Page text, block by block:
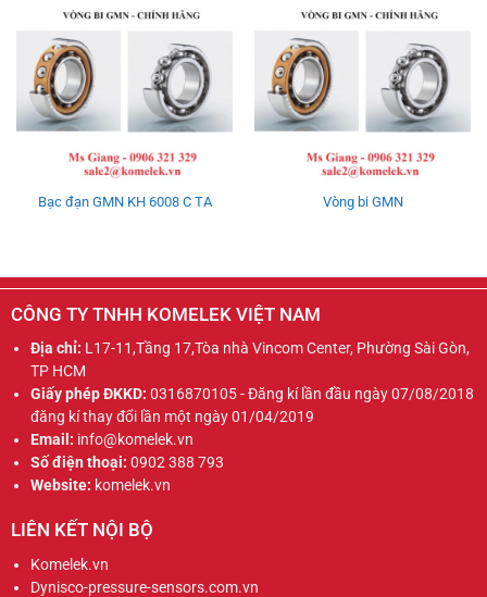
Bạc đạn GMN KH 6008 C TA Vòng bi GMN
CÔNG TY TNHH KOMELEK VIỆT NAM
Địa chỉ: L17-11,Tầng 17,Tòa nhà Vincom Center, Phường Sài Gòn,
TP HCM
Giấy phép ĐKKD: 0316870105 - Đăng kí lần đầu ngày 07/08/2018
đăng kí thay đổi lần một ngày 01/04/2019
Email: info@komelek.vn
Số điện thoại: 0902 388 793
Website: komelek.vn
LIÊN KẾT NỘI BỘ
Komelek.vn
Dynisco-pressure-sensors.com.vn